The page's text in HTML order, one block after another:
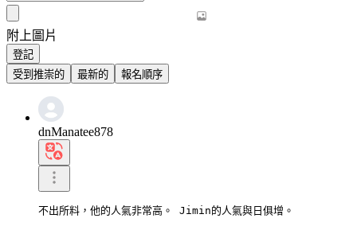
附上圖片
登記
受到推崇的
最新的 報名順序
dnManatee878
不出所料，他的人氣非常高。 Jimin的人氣與日俱增。